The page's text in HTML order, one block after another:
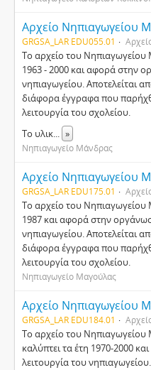
Αρχείο Νηπιαγωγείου
GRGSA_LAR EDU055.01
Το αρχείο του Νηπιαγωγείου
1963 - 2000 και αφορά στην
νηπιαγωγείου. Αποτελείται
διάφορα έγγραφα που
λειτουργία του σχολείου.
Το υλικ... »
Νηπιαγωγείο Μάνδρας
Αρχείο Νηπιαγωγείου
GRGSA_LAR EDU175.01
Το αρχείο του Νηπιαγωγείου
1987 και αφορά στην
νηπιαγωγείου. Αποτελείται
διάφορα έγγραφα που
λειτουργία του σχολείου.
Νηπιαγωγείο Μαγούλας
GRGSA_LAR EDU184.01
Το αρχείο του
καλύπτει τα έτη 1970-2000
λειτουργία του